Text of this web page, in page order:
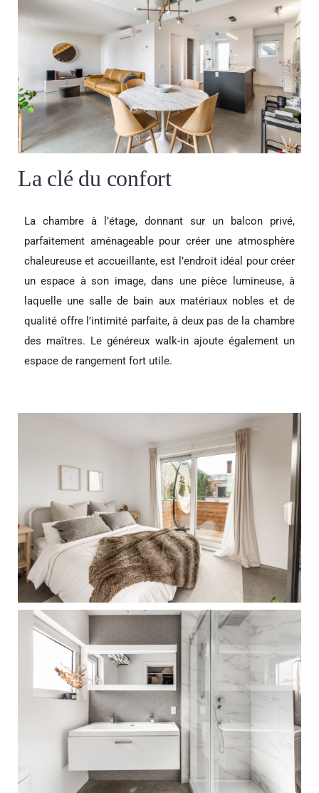
La clé du confort
La chambre à l’étage, donnant sur un balcon privé,
parfaitement aménageable pour créer une atmosphère
chaleureuse et accueillante, est l’endroit idéal pour créer
un espace à son image, dans une pièce lumineuse, à
laquelle une salle de bain aux matériaux nobles et de
qualité offre l’intimité parfaite, à deux pas de la chambre
des maîtres. Le généreux walk-in ajoute également un
espace de rangement fort utile.